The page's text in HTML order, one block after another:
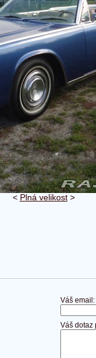
< Plná velikost>
Váš email:
Váš dotaz